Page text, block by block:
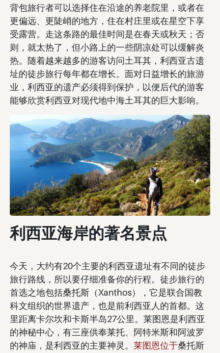
背包旅行者可以选择住在沿途的养老院里，或者在
更偏远、更陡峭的地方，住在村庄里或在星空下享
受露营。走这条路的最佳时间是在春天或秋天；否
则，就太热了，但小路上的一些阴凉处可以缓解炎
热。随着越来越多的游客访问土耳其，利西亚古遗
址的徒步旅行每年都在增长。面对日益增长的旅游
业，利西亚的遗产必须得到保护，以便后代的游客
能够欣赏利西亚对现代地中海土耳其的巨大影响。
利西亚海岸的著名景点
今天，大约有20个主要的利西亚遗址有不同的徒步
旅行路线，所以要仔细准备你的行程。徒步旅行的
首选之地包括桑托斯（Xanthos），它是联合国教
科文组织的世界遗产，也是前利西亚人的首都。这
里距离卡尔坎和卡斯半岛27公里。莱图恩是利西亚
的神秘中心，有三座供奉莱托、阿特米斯和阿波罗
的神庙，是利西亚的主要神灵。 莱图恩位于桑托斯